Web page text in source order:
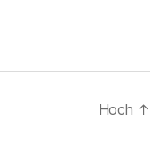
Hoch ↑